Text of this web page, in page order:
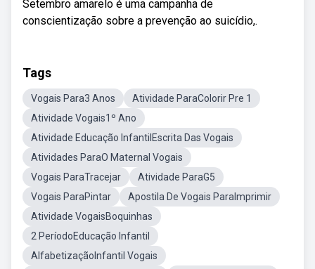
Setembro amarelo é uma campanha de
conscientização sobre a prevenção ao suicídio,.
Tags
Vogais Para3 Anos
Atividade ParaColorir Pre 1
Atividade Vogais1º Ano
Atividade Educação InfantilEscrita Das Vogais
Atividades ParaO Maternal Vogais
Vogais ParaTracejar
Atividade ParaG5
Vogais ParaPintar
Apostila De Vogais ParaImprimir
Atividade VogaisBoquinhas
2 PeríodoEducação Infantil
AlfabetizaçãoInfantil Vogais